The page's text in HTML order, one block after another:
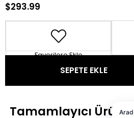
$293.99
Favorilere Ekle